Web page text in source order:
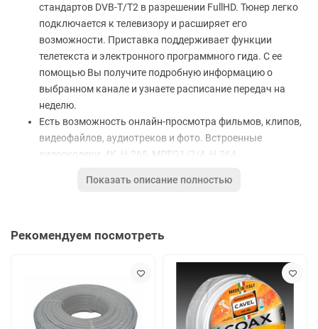
стандартов DVB-T/T2 в разрешении FullHD. Тюнер легко
подключается к телевизору и расширяет его
возможности. Приставка поддерживает функции
телетекста и электронного программного гида. С ее
помощью Вы получите подробную информацию о
выбранном канале и узнаете расписание передач на
неделю.
Есть возможность онлайн-просмотра фильмов, клипов,
видеофайлов, аудиотреков и фото. Встроенные
видеокодеки: 4K, H.265, MPEG1/2/4, H.264,
HFIF. Поддерживает форматы: H.265, AVI, H.264, VC-1,
флешку или внешний жесткий диск, чтобы вывести на
фотографии. Пульт, который входит в комплект,
позволяет регулировать настройки и задействовать
дополнительные функции.
Встроенное ПО предоставляет возможность просмотра
Показать описание полностью
Рекомендуем посмотреть